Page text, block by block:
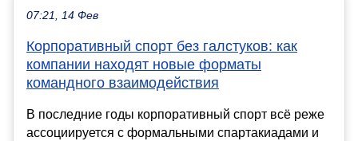
07:21, 14 Фев
Корпоративный спорт без галстуков: как
компании находят новые форматы
командного взаимодействия
В последние годы корпоративный спорт всё реже
ассоциируется с формальными спартакиадами и